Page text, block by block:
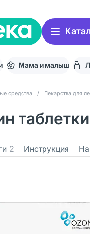
Мама и малыш
средства / Лекарства для
2 Инструкция